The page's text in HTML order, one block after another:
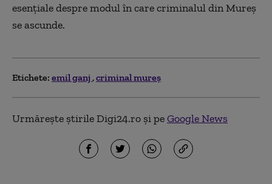
esențiale despre modul în care criminalul din Mureș
se ascunde.
Etichete: emil ganj criminal mureș
Urmărește știrile Digi24.ro și peGoogle News